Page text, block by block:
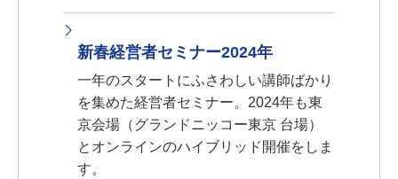
新春経営者セミナー2024年
一年のスタートにふさわしい講師ばかり
を集めた経営者セミナー。2024年も東
京会場（グランドニッコー東京 台場）
とオンラインのハイブリッド開催をしま
す。